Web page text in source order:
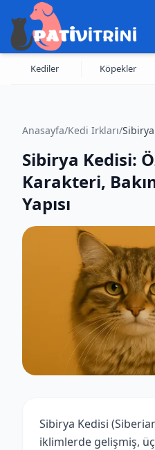
Kediler Köpekler
Anasayfa/Kedi Irkları/
Sibirya Kedisi:
Karakteri,
Yapısı
Sibirya Kedisi
iklimlerde gelişmiş, üç